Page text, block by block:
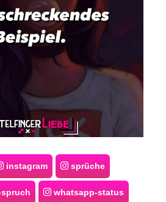
instagram sprüche
whatsapp-status